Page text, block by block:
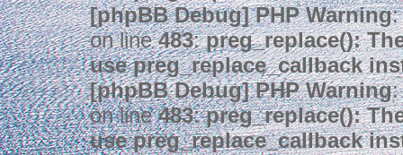
[phpBB Debug] PHP Warning:
on line483:preg_replace():
use preg_replace_callback
[phpBB Debug] PHP Warning:
on line483:preg_replace():
use preg_replace_callback